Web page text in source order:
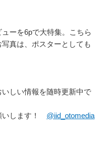
ーを6pで大特集。こちら
真は、ポスターとしても
しい情報を随時更新中で
いします！ @iid_otomedia